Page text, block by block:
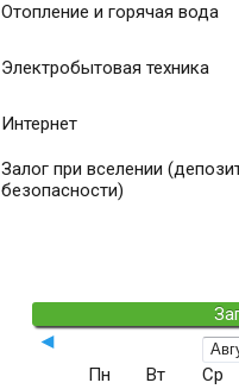
Отопление и горячая вода
Электробытовая техника
Интернет
Залог при вселении
безопасности)
◄
Пн Вт Ср